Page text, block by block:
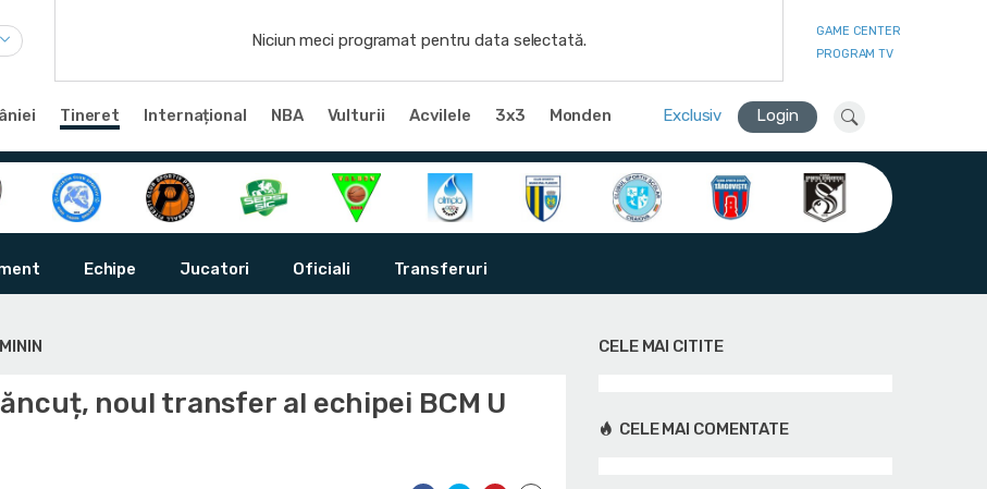
Niciun meci programat pentru data selectată.
GAME CENTER
PROGRAM TV
Tineret Internațional NBA Vulturii Acvilele 3x3 Monden Exclusiv Login
Echipe Jucatori Oficiali Transferuri
noul transfer al echipei BCM U
CELE MAI CITITE
CELE MAI COMENTATE